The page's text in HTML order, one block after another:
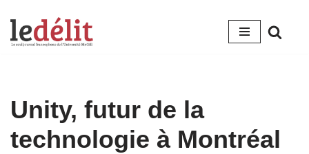
Aller
Unity, futur de la
technologie à Montréal